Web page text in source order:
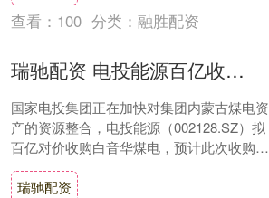
查看： 100 分类： 融胜配资
瑞驰配资 电投能源百亿收购白音华煤电 公司煤炭产能将增至6000万吨以上
国家电投集团正在加快对集团内蒙古煤电资
产的资源整合，电投能源（002128.SZ）拟
百亿对价收购白音华煤电，预计此次收购完
成后，公司煤炭年产能将增至6000万吨....
瑞驰配资